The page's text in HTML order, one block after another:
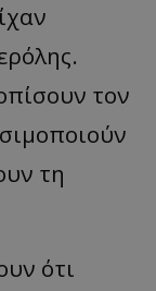
τον
τη
ότι